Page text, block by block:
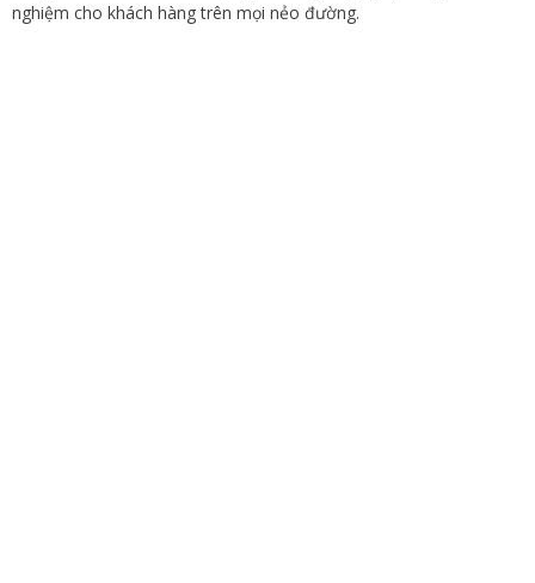
nghiệm cho khách hàng trên mọi nẻo đường.